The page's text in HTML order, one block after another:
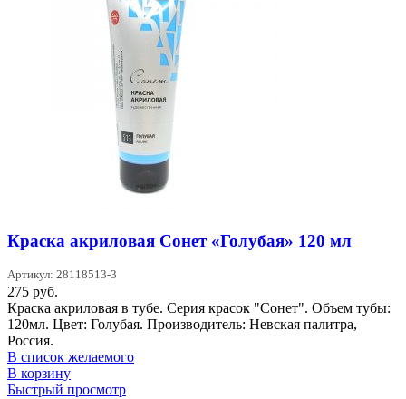
Краска акриловая Сонет «Голубая» 120 мл
Артикул: 28118513-3
275 руб.
Краска акриловая в тубе. Серия красок "Сонет". Объем тубы:
120мл. Цвет: Голубая. Производитель: Невская палитра,
Россия.
В список желаемого
В корзину
Быстрый просмотр